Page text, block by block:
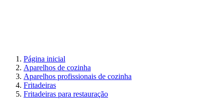
Página inicial
Aparelhos de cozinha
Aparelhos profissionais de cozinha
Fritadeiras
Fritadeiras para restauração